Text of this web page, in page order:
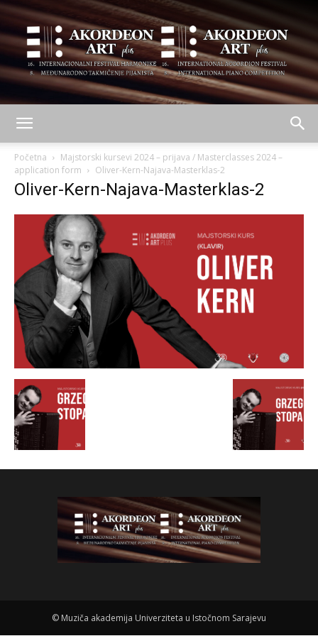
ART
Početna
Majstorski kursevi 2024 – prijava / Masterclasses 2024 –
application form
Oliver-Kern-Najava-Masterklas-2
Oliver-Kern-Najava-Masterklas-2
© Muziča akademija Univerziteta u Istočnom Sarajevu